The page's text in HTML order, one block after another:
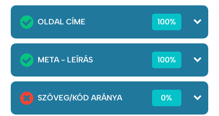
OLDAL CÍME 100%
META - LEÍRÁS 100%
SZÖVEG/KÓD ARÁNYA 0%